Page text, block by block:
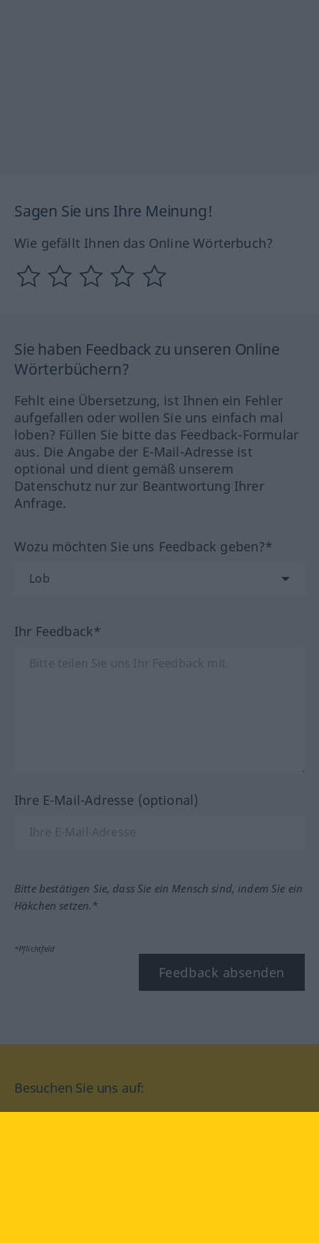
Sagen Sie uns Ihre Meinung!
Wie gefällt Ihnen das Online Wörterbuch?
Sie haben Feedback zu unseren Online
Wörterbüchern?
Fehlt eine Übersetzung, ist Ihnen ein Fehler
aufgefallen oder wollen Sie uns einfach mal
loben? Füllen Sie bitte das Feedback-Formular
aus. Die Angabe der E-Mail-Adresse ist
optional und dient gemäß unserem
Datenschutz nur zur Beantwortung Ihrer
Anfrage.
Wozu möchten Sie uns Feedback geben?*
Ihr Feedback*
Ihre E-Mail-Adresse (optional)
Bitte bestätigen Sie, dass Sie ein Mensch sind, indem Sie ein
Häkchen setzen.*
*Pflichtfeld
Feedback absenden
Besuchen Sie uns auf: